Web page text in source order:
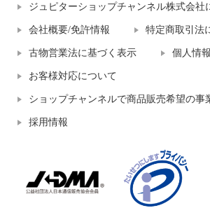
ジュピターショップチャンネル株式会社
会社概要/免許情報 特定商取引法
古物営業法に基づく表示 個人情
お客様対応について
ショップチャンネルで商品販売希望の事
採用情報